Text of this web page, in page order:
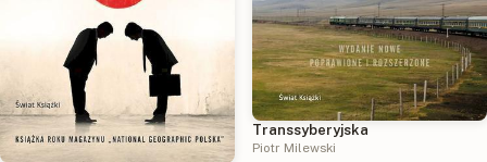
Transsyberyjska
Piotr Milewski